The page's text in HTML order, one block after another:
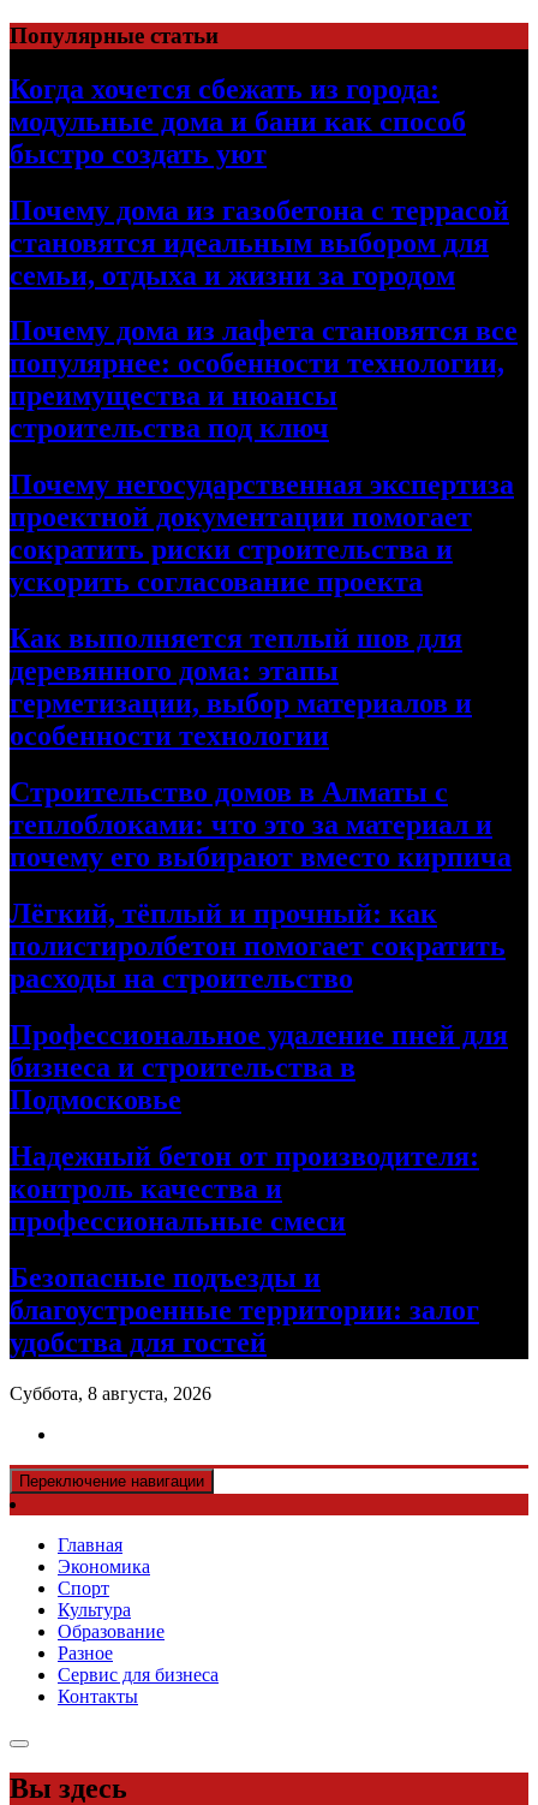
Перейти
к
содержимому
Популярные статьи
Когда хочется сбежать из города:
модульные дома и бани как способ
быстро создать уют
Почему дома из газобетона с террасой
становятся идеальным выбором для
семьи, отдыха и жизни за городом
Почему дома из лафета становятся все
популярнее: особенности технологии,
преимущества и нюансы
строительства под ключ
Почему негосударственная экспертиза
проектной документации помогает
сократить риски строительства и
ускорить согласование проекта
Как выполняется теплый шов для
деревянного дома: этапы
герметизации, выбор материалов и
особенности технологии
Строительство домов в Алматы с
теплоблоками: что это за материал и
почему его выбирают вместо кирпича
Лёгкий, тёплый и прочный: как
полистиролбетон помогает сократить
расходы на строительство
Профессиональное удаление пней для
бизнеса и строительства в
Подмосковье
Надежный бетон от производителя:
контроль качества и
профессиональные смеси
Безопасные подъезды и
благоустроенные территории: залог
удобства для гостей
Суббота, 8 августа, 2026
Переключение навигации
Главная
Экономика
Спорт
Культура
Образование
Разное
Сервис для бизнеса
Контакты
Вы здесь